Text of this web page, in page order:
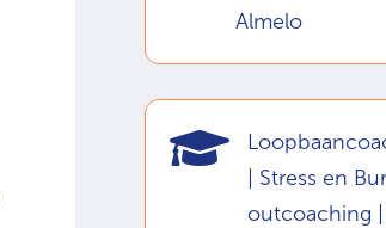
Almelo

| Stress en
outcoaching |